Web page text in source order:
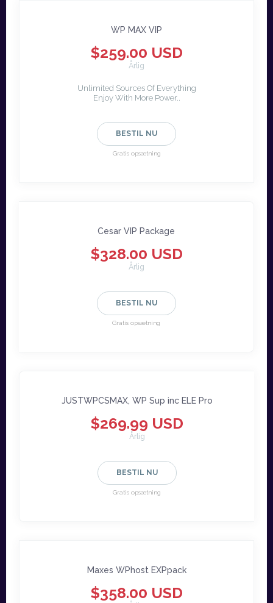
WP MAX VIP
$259.00 USD
Årlig
Unlimited Sources Of Everything
Enjoy With More Power..
BESTIL NU
Gratis opsætning
Cesar VIP Package
$328.00 USD
Årlig
BESTIL NU
Gratis opsætning
JUSTWPCSMAX, WP Sup inc ELE Pro
$269.99 USD
Årlig
BESTIL NU
Gratis opsætning
Maxes WPhost EXPpack
$358.00 USD